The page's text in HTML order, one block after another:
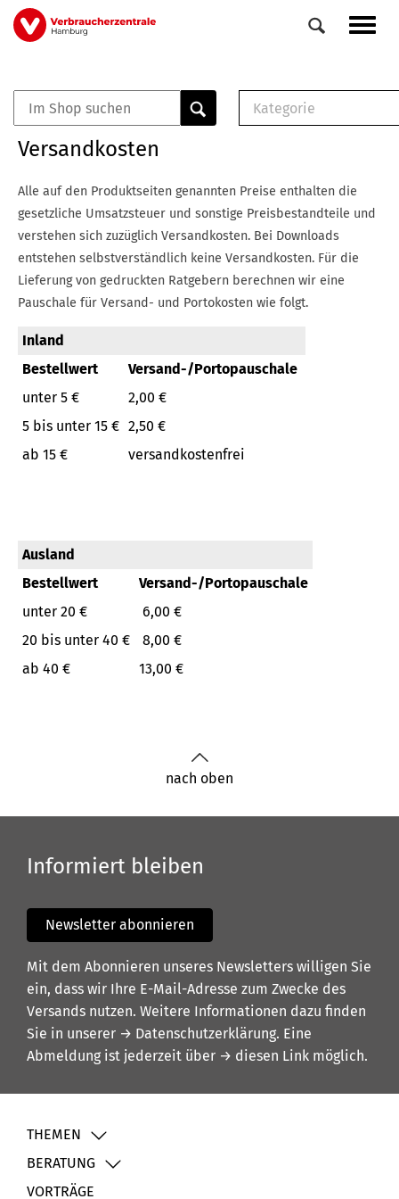
Direkt
zum
Veranstaltungen
0
Kategorie
E-Broschüre
Checklisten (PDF)
Broschüre
Buch
Versandkosten
Alle auf den Produktseiten genannten Preise enthalten die
gesetzliche Umsatzsteuer und sonstige Preisbestandteile und
verstehen sich zuzüglich Versandkosten. Bei Downloads
entstehen selbstverständlich keine Versandkosten. Für die
Lieferung von gedruckten Ratgebern berechnen wir eine
Pauschale für Versand- und Portokosten wie folgt.
Inland
Bestellwert
Versand-/Portopauschale
unter 5 €
2,00 €
5 bis unter 15 € 2,50 €
ab 15 €
versandkostenfrei
Ausland
Bestellwert
Versand-/Portopauschale
unter 20 €
6,00 €
20 bis unter 40 €
8,00 €
ab 40 €
13,00 €
nach oben
Informiert bleiben
Newsletter abonnieren
Mit dem Abonnieren unseres Newsletters willigen Sie
ein, dass wir Ihre E-Mail-Adresse zum Zwecke des
Versands nutzen. Weitere Informationen dazu finden
Sie in unserer → Datenschutzerklärung. Eine
Abmeldung ist jederzeit über → diesen Link möglich.
THEMEN
BERATUNG
VORTRÄGE